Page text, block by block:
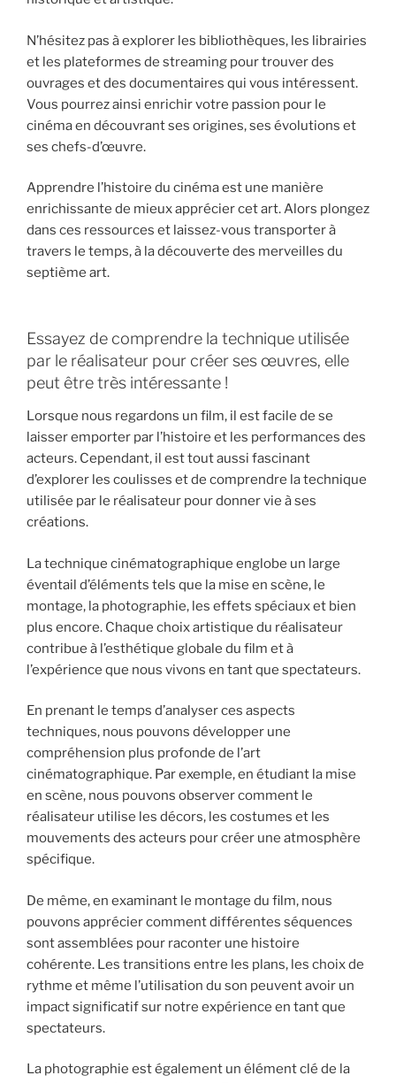
N’hésitez pas à explorer les bibliothèques, les librairies
et les plateformes de streaming pour trouver des
ouvrages et des documentaires qui vous intéressent.
Vous pourrez ainsi enrichir votre passion pour le
cinéma en découvrant ses origines, ses évolutions et
ses chefs-d’œuvre.
Apprendre l’histoire du cinéma est une manière
enrichissante de mieux apprécier cet art. Alors plongez
dans ces ressources et laissez-vous transporter à
travers le temps, à la découverte des merveilles du
septième art.
Essayez de comprendre la technique utilisée
par le réalisateur pour créer ses œuvres, elle
peut être très intéressante !
Lorsque nous regardons un film, il est facile de se
laisser emporter par l’histoire et les performances des
acteurs. Cependant, il est tout aussi fascinant
d’explorer les coulisses et de comprendre la technique
utilisée par le réalisateur pour donner vie à ses
créations.
La technique cinématographique englobe un large
éventail d’éléments tels que la mise en scène, le
montage, la photographie, les effets spéciaux et bien
plus encore. Chaque choix artistique du réalisateur
contribue à l’esthétique globale du film et à
l’expérience que nous vivons en tant que spectateurs.
En prenant le temps d’analyser ces aspects
techniques, nous pouvons développer une
compréhension plus profonde de l’art
cinématographique. Par exemple, en étudiant la mise
en scène, nous pouvons observer comment le
réalisateur utilise les décors, les costumes et les
mouvements des acteurs pour créer une atmosphère
spécifique.
De même, en examinant le montage du film, nous
pouvons apprécier comment différentes séquences
sont assemblées pour raconter une histoire
cohérente. Les transitions entre les plans, les choix de
rythme et même l’utilisation du son peuvent avoir un
impact significatif sur notre expérience en tant que
spectateurs.
La photographie est également un élément clé de la